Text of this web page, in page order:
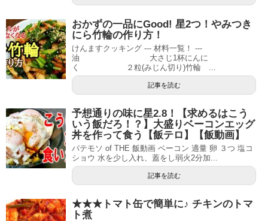
おかずの一品にGood! 星2つ！やみつき
にら竹輪の作り方！
けんますクッキング --- 材料一覧！ ---
油 大さじ1杯にんに
く ２粒(みじん切り)竹輪 ...
記事を読む
予想通りの味に星2.8！【求めるはこう
いう飯だろ！？】大盛りベーコンエッグ
丼を作って食う【飯テロ】【飯動画】
パテモソ of THE 飯動画 ベーコン 適量 卵 ３つ 塩コ
ショウ 水を少し入れ、蓋をし弱火2分加...
記事を読む
★★★トマト缶で簡単に♪ チキンのトマ
ト煮